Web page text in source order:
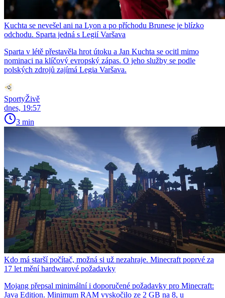
Kuchta se nevešel ani na Lyon a po příchodu Brunese je blízko
odchodu. Sparta jedná s Legií Varšava
Sparta v létě přestavěla hrot útoku a Jan Kuchta se ocitl mimo
nominaci na klíčový evropský zápas. O jeho služby se podle
polských zdrojů zajímá Legia Varšava.
SportyŽivě
dnes, 19:57
3 min
Kdo má starší počítač, možná si už nezahraje. Minecraft poprvé za
17 let mění hardwarové požadavky
Mojang přepsal minimální i doporučené požadavky pro Minecraft:
Java Edition. Minimum RAM vyskočilo ze 2 GB na 8, u